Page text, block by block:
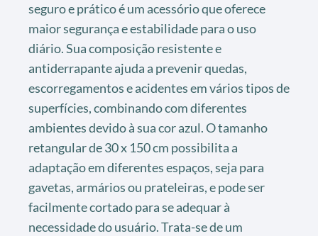
seguro e prático é um acessório que oferece
maior segurança e estabilidade para o uso
diário. Sua composição resistente e
antiderrapante ajuda a prevenir quedas,
escorregamentos e acidentes em vários tipos de
superfícies, combinando com diferentes
ambientes devido à sua cor azul. O tamanho
retangular de 30 x 150 cm possibilita a
adaptação em diferentes espaços, seja para
gavetas, armários ou prateleiras, e pode ser
facilmente cortado para se adequar à
necessidade do usuário. Trata-se de um